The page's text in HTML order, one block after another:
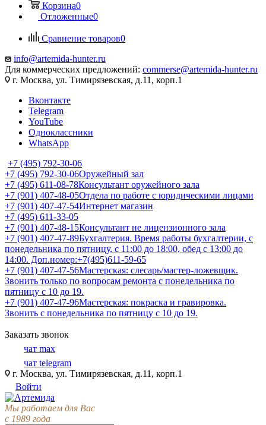
Корзина0
Отложенные0
Сравнение товаров0
info@artemida-hunter.ru
Для коммерческих предложений: commerse@artemida-hunter.ru
г. Москва, ул. Тимирязевская, д.11, корп.1
Вконтакте
Telegram
YouTube
Одноклассники
WhatsApp
+7 (495) 792-30-06
+7 (495) 792-30-06Оружейный зал
+7 (495) 611-08-78Консультант оружейного зала
+7 (901) 407-48-05Отдела по работе с юридическими лицами
+7 (901) 407-47-54Интернет магазин
+7 (495) 611-33-05
+7 (901) 407-48-15Консультант не лицензионного зала
+7 (901) 407-47-89Бухгалтерия. Время работы бухгалтерии, с
понедельника по пятницу, с 11:00 до 18:00, обед с 13:00 до
14:00. Доп.номер:+7(495)611-59-65
+7 (901) 407-47-56Мастерская: слесарь/мастер-ложевщик.
Звонить только по вопросам ремонта с понедельника по
пятницу с 10 до 19.
+7 (901) 407-47-96Мастерская: покраска и гравировка.
Звонить с понедельника по пятницу с 10 до 19.
Заказать звонок
чат max
чат telegram
г. Москва, ул. Тимирязевская, д.11, корп.1
Войти
Мы работаем для Вас
с 1989 года